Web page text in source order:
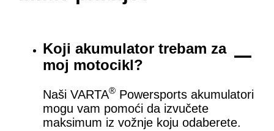
Koji akumulator trebam za
moj motocikl?
Naši VARTA® Powersports akumulatori
mogu vam pomoći da izvučete
maksimum iz vožnje koju odaberete.